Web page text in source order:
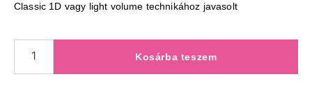
Classic 1D vagy light volume technikához javasolt
Kosárba teszem